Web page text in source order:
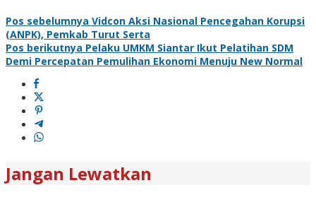
Pos sebelumnya Vidcon Aksi Nasional Pencegahan Korupsi
(ANPK), Pemkab Turut Serta
Pos berikutnya Pelaku UMKM Siantar Ikut Pelatihan SDM
Demi Percepatan Pemulihan Ekonomi Menuju New Normal
Jangan Lewatkan